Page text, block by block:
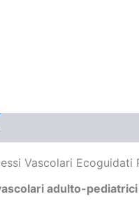
Vascolari Ecoguidati
adulto-